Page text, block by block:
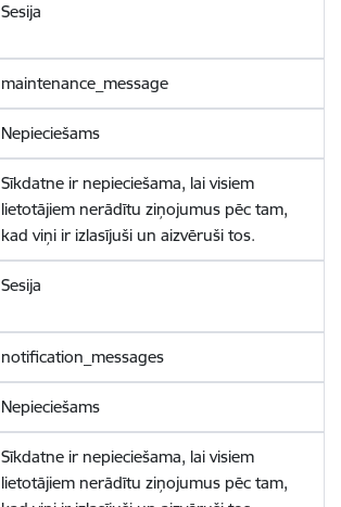
Sesija
maintenance_message
Nepieciešams
Sīkdatne ir nepieciešama, lai visiem
lietotājiem nerādītu ziņojumus pēc tam,
kad viņi ir izlasījuši un aizvēruši tos.
Sesija
notification_messages
Nepieciešams
Sīkdatne ir nepieciešama, lai visiem
lietotājiem nerādītu ziņojumus pēc tam,